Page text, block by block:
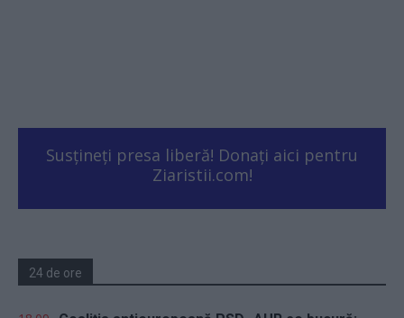
Susțineți presa liberă! Donați aici pentru
Ziaristii.com!
24 de ore